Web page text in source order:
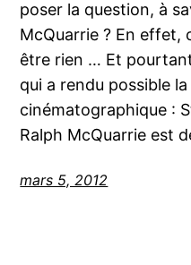
poser la question, à
McQuarrie ? En effet,
être rien … Et
qui a rendu possible
cinématographique :
Ralph McQuarrie est
mars 5, 2012